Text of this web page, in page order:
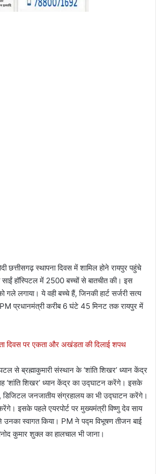
छत्तीसगढ़ स्थापना दिवस में शामिल होने रायपुर पहुंचे
हॉस्पिटल में 2500 बच्चों से बातचीत की। इस
गले लगाया। ये वही बच्चे हैं, जिनकी हार्ट सर्जरी सत्य
प्रधानमंत्री करीब 6 घंटे 45 मिनट तक रायपुर में
दिवस पर एकता और अखंडता की दिलाई शपथ
से ब्रह्माकुमारी संस्थान के ‘शांति शिखर’ ध्यान केंद्र
शिखर’ ध्यान केंद्र का उद्घाटन करेंगे। इसके
डिजिटल जनजातीय संग्रहालय का भी उद्घाटन करेंगे।
इसके पहले एयरपोर्ट पर मुख्यमंत्री विष्णु देव साय
उनका स्वागत किया। PM ने पद्म विभूषण तीजन बाई
कुमार शुक्ल का हालचाल भी जाना।